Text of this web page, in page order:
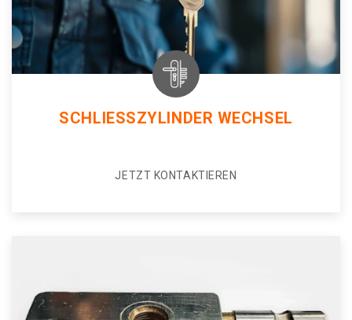
SCHLIESSZYLINDER WECHSEL
JETZT KONTAKTIEREN